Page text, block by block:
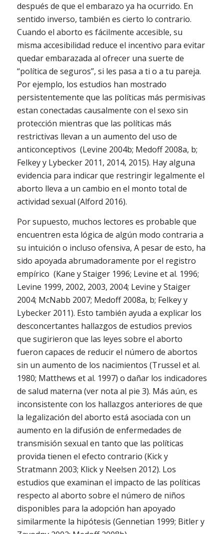
después de que el embarazo ya ha ocurrido. En
sentido inverso, también es cierto lo contrario.
Cuando el aborto es fácilmente accesible, su
misma accesibilidad reduce el incentivo para evitar
quedar embarazada al ofrecer una suerte de
“política de seguros”, si les pasa a ti o a tu pareja.
Por ejemplo, los estudios han mostrado
persistentemente que las políticas más permisivas
estan conectadas causalmente con el sexo sin
protección mientras que las políticas más
restrictivas llevan a un aumento del uso de
anticonceptivos (Levine 2004b; Medoff 2008a, b;
Felkey y Lybecker 2011, 2014, 2015). Hay alguna
evidencia para indicar que restringir legalmente el
aborto lleva a un cambio en el monto total de
actividad sexual (Alford 2016).
Por supuesto, muchos lectores es probable que
encuentren esta lógica de algún modo contraria a
su intuición o incluso ofensiva, A pesar de esto, ha
sido apoyada abrumadoramente por el registro
empírico (Kane y Staiger 1996; Levine et al. 1996;
Levine 1999, 2002, 2003, 2004; Levine y Staiger
2004; McNabb 2007; Medoff 2008a, b; Felkey y
Lybecker 2011). Esto también ayuda a explicar los
desconcertantes hallazgos de estudios previos
que sugirieron que las leyes sobre el aborto
fueron capaces de reducir el número de abortos
sin un aumento de los nacimientos (Trussel et al.
1980; Matthews et al. 1997) o dañar los indicadores
de salud materna (ver nota al pie 3). Más aún, es
inconsistente con los hallazgos anteriores de que
la legalización del aborto está asociada con un
aumento en la difusión de enfermedades de
transmisión sexual en tanto que las políticas
provida tienen el efecto contrario (Kick y
Stratmann 2003; Klick y Neelsen 2012). Los
estudios que examinan el impacto de las políticas
respecto al aborto sobre el número de niños
disponibles para la adopción han apoyado
similarmente la hipótesis (Gennetian 1999; Bitler y